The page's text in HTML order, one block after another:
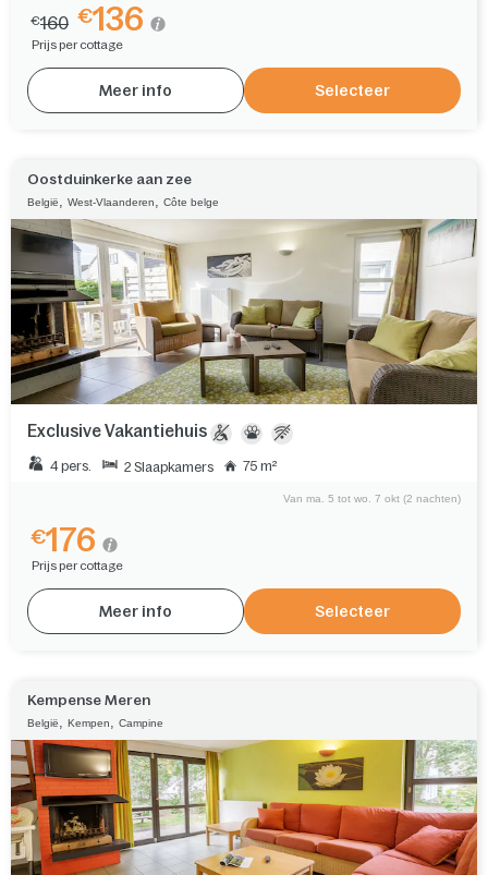
€160 €136
Prijs per cottage
Meer info Selecteer
Oostduinkerke aan zee
België, West-Vlaanderen, Côte belge
Exclusive Vakantiehuis
4 pers. 2 Slaapkamers 75 m²
Van ma. 5 tot wo. 7 okt (2 nachten)
€176
Prijs per cottage
Meer info Selecteer
Kempense Meren
België, Kempen, Campine